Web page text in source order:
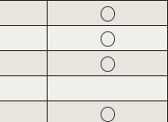
○
○
○
○